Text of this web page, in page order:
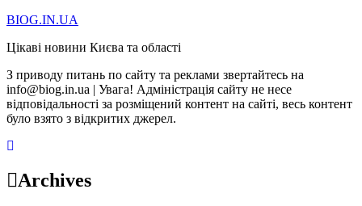
BIOG.IN.UA
Цікаві новини Києва та області
З приводу питань по сайту та реклами звертайтесь на
info@biog.in.ua | Увага! Адміністрація сайту не несе
відповідальності за розміщений контент на сайті, весь контент
було взято з відкритих джерел.
Archives